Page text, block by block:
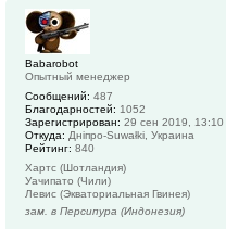
Babarobot
Опытный менеджер
Сообщений: 487
Благодарностей: 1052
Зарегистрирован: 29 сен 2019, 13:10
Откуда: Дніпро-Suwałki, Украина
Рейтинг: 840
Хартс (Шотландия)
Уачипато (Чили)
Левис (Экваториальная Гвинея)
зам. в Персипура (Индонезия)